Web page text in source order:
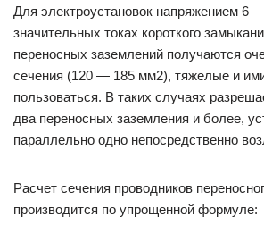
Для электроустановок напряжением 6
значительных токах короткого
переносных заземлений получаются
сечения (120 — 185 мм2), тяжелые и
пользоваться. В таких случаях
два переносных заземления и более,
параллельно одно непосредственно
Расчет сечения проводников
производится по упрощенной формуле: